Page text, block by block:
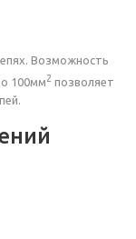
Возможность
100мм2 позволяет